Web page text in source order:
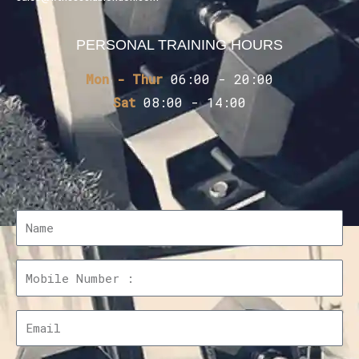
PERSONAL TRAINING HOURS
Mon - Thur 06:00 - 20:00
Sat 08:00 - 14:00